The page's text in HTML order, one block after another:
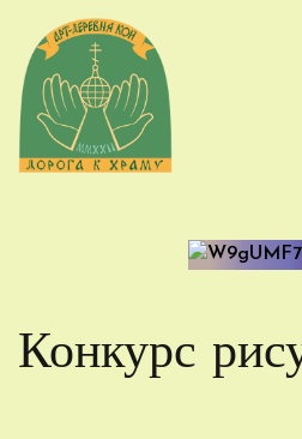
Конкурс